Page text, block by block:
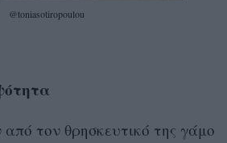
@toniasotiropoulou
από τον θρησκευτικό της γάμο